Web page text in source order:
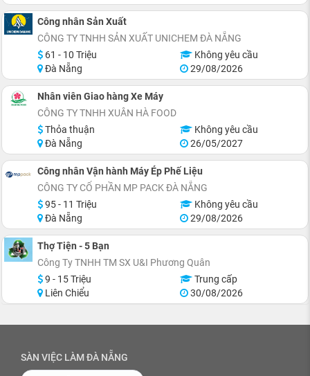
Công nhân Sản Xuất
CÔNG TY TNHH SẢN XUẤT UNICHEM ĐÀ NẴNG
61 - 10 Triệu
Không yêu cầu
Đà Nẵng
29/08/2026
Nhân viên Giao hàng Xe Máy
CÔNG TY TNHH XUÂN HÀ FOOD
Thỏa thuận
Không yêu cầu
Đà Nẵng
26/05/2027
Công nhân Vận hành Máy Ép Phế Liệu
CÔNG TY CỔ PHẦN MP PACK ĐÀ NẴNG
95 - 11 Triệu
Không yêu cầu
Đà Nẵng
29/08/2026
Thợ Tiện - 5 Bạn
Công Ty TNHH TM SX U&I Phương Quân
9 - 15 Triệu
Trung cấp
Liên Chiểu
30/08/2026
SÀN VIỆC LÀM ĐÀ NẴNG